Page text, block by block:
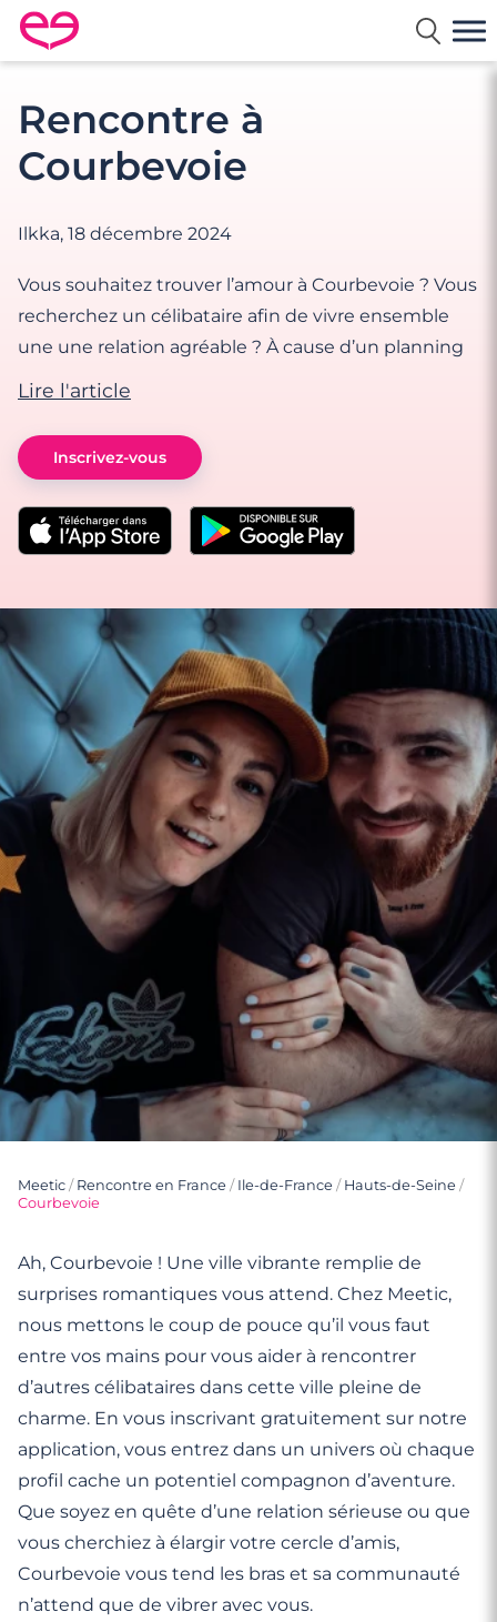
Rencontre en France avec Meetic
Rencontre à
Courbevoie
Ilkka, 18 décembre 2024
Vous souhaitez trouver l’amour à Courbevoie ? Vous
recherchez un célibataire afin de vivre ensemble
une une relation agréable ? À cause d’un planning
Lire l'article
Inscrivez-vous
Meetic / Rencontre en France / Ile-de-France / Hauts-de-Seine /
Courbevoie
Ah, Courbevoie ! Une ville vibrante remplie de
surprises romantiques vous attend. Chez Meetic,
nous mettons le coup de pouce qu’il vous faut
entre vos mains pour vous aider à rencontrer
d’autres célibataires dans cette ville pleine de
charme. En vous inscrivant gratuitement sur notre
application, vous entrez dans un univers où chaque
profil cache un potentiel compagnon d’aventure.
Que soyez en quête d’une relation sérieuse ou que
vous cherchiez à élargir votre cercle d’amis,
Courbevoie vous tend les bras et sa communauté
n’attend que de vibrer avec vous.